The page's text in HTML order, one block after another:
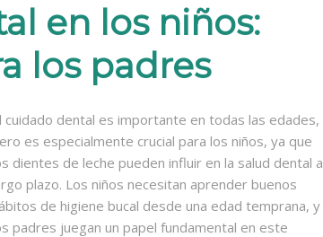
en los niños:
los padres
cuidado dental es importante en todas las edades,
es especialmente crucial para los niños, ya que
dientes de leche pueden influir en la salud dental a
plazo. Los niños necesitan aprender buenos
de higiene bucal desde una edad temprana, y
padres juegan un papel fundamental en este